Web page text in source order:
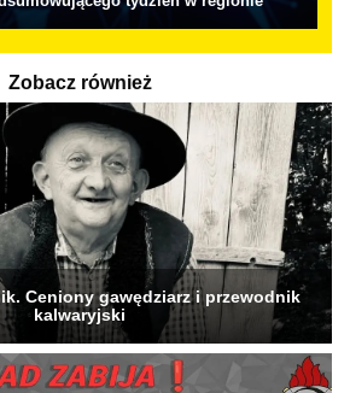
Zobacz również
Ceniony gawędziarz i przewodnik
kalwaryjski